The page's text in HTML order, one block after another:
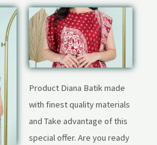
Product Diana Batik made
with finest quality materials
and Take advantage of this
special offer. Are you ready